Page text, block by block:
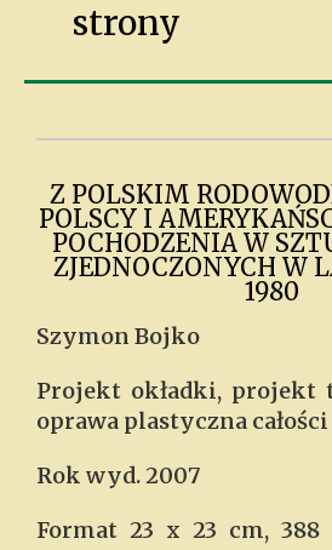
strony
Z POLSKIM
POLSCY I
POCHODZENIA W
ZJEDNOCZONYCH W
1980
Szymon Bojko
Projekt okładki, projekt
oprawa plastyczna
Rok wyd. 2007
Format 23 x 23 cm, 388